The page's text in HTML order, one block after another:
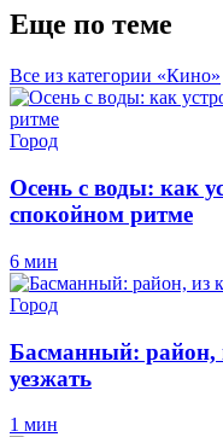
Еще по теме
Все из категории «Кино»
Город
Осень с воды: как
спокойном ритме
6 мин
Город
Басманный: район,
уезжать
1 мин